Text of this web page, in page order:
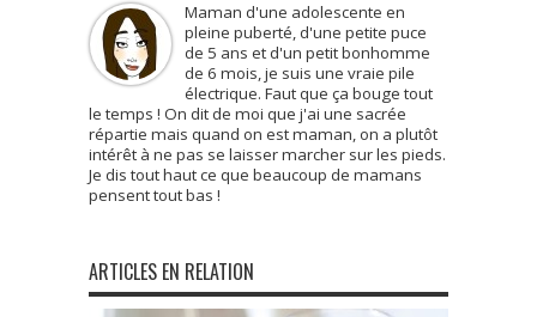
Maman d'une adolescente en
pleine puberté, d'une petite puce
de 5 ans et d'un petit bonhomme
de 6 mois, je suis une vraie pile
électrique. Faut que ça bouge tout
le temps ! On dit de moi que j'ai une sacrée
répartie mais quand on est maman, on a plutôt
intérêt à ne pas se laisser marcher sur les pieds.
Je dis tout haut ce que beaucoup de mamans
pensent tout bas !
ARTICLES EN RELATION